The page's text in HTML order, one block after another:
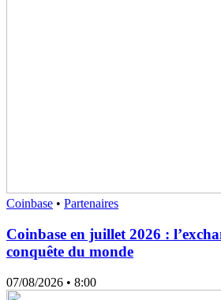
Coinbase • Partenaires
Coinbase en juillet 2026 :
conquête du monde
07/08/2026 • 8:00